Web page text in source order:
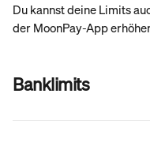
Du kannst deine Limits
der MoonPay-App
Banklimits